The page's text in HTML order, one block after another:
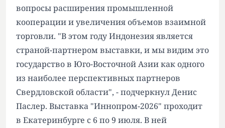
вопросы расширения промышленной
кооперации и увеличения объемов взаимной
торговли. "В этом году Индонезия является
страной-партнером выставки, и мы видим это
государство в Юго-Восточной Азии как одного
из наиболее перспективных партнеров
Свердловской области", - подчеркнул Денис
Паслер. Выставка "Иннопром-2026" проходит
в Екатеринбурге с 6 по 9 июля. В ней